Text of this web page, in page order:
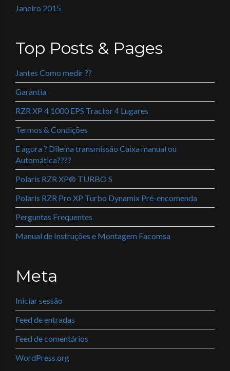
Janeiro 2015
Top Posts & Pages
Jantes Como medir ??
Garantia
RZR XP 4 1000 EPS Tractor 4 Lugares
Termos & Condições
E agora ? Dilema transmissão Caixa manual ou
Automática????
Polaris RZR XP® TURBO S
Polaris RZR Pro XP Turbo Dynamix Pré-encomenda
Perguntas Frequentes
Manual de Instruções e Montagem Facomsa
Meta
Iniciar sessão
Feed de entradas
Feed de comentários
WordPress.org